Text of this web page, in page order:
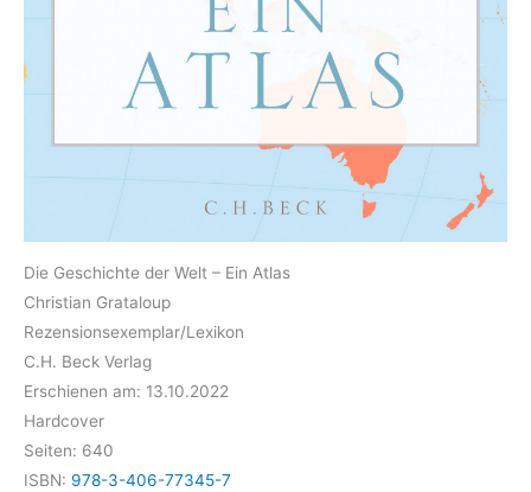
Die Geschichte der Welt – Ein Atlas
Christian Grataloup
Rezensionsexemplar/Lexikon
C.H. Beck Verlag
Erschienen am: 13.10.2022
Hardcover
Seiten: 640
ISBN: 978-3-406-77345-7